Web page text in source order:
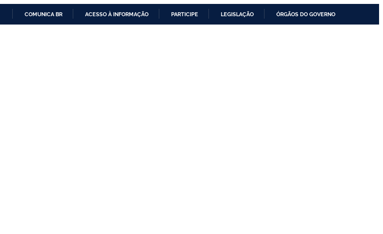
COMUNICA BR ACESSO À INFORMAÇÃO PARTICIPE LEGISLAÇÃO ÓRGÃOS DO GOVERNO